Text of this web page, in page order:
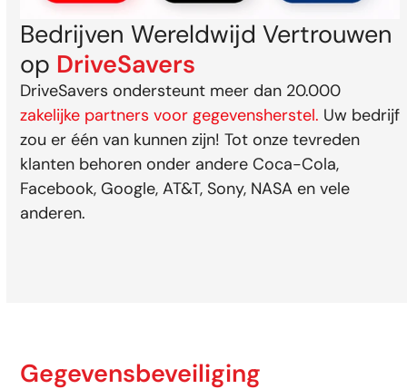
Bedrijven Wereldwijd Vertrouwen
op DriveSavers
DriveSavers ondersteunt meer dan 20.000
zakelijke partners voor gegevensherstel. Uw bedrijf
zou er één van kunnen zijn! Tot onze tevreden
klanten behoren onder andere Coca-Cola,
Facebook, Google, AT&T, Sony, NASA en vele
anderen.
Gegevensbeveiliging